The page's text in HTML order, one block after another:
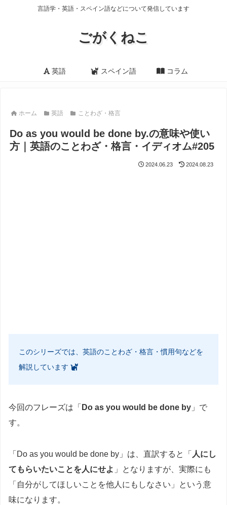
言語学・英語・スペイン語などについて発信しています
ごがくねこ
英語 スペイン語 コラム
ホーム 英語 ことわざ・格言
Do as you would be done by.の意味や使い
方｜英語のことわざ・格言・イディオム#205
2024.06.23 2024.08.23
このシリーズでは、英語のことわざ・格言・慣用句などを
解説しています
今回のフレーズは「 Do as you would be done by 」で
す。
「Do as you would be done by」は、直訳すると「 人にし
てもらいたいことを人にせよ 」となりますが、実際にも
「自分がしてほしいことを他人にもしなさい」という意
味になります。